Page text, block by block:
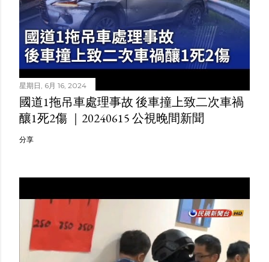
星期日, 6月 16, 2024
國道1拖吊車處理事故 後車撞上致二次車禍
釀1死2傷 ｜20240615 公視晚間新聞
分享